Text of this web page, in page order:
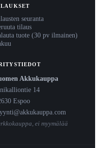
seuranta
tilaus
tuote (30 pv ilmainen)
Akkukauppa
14
Espoo
ei myymälää